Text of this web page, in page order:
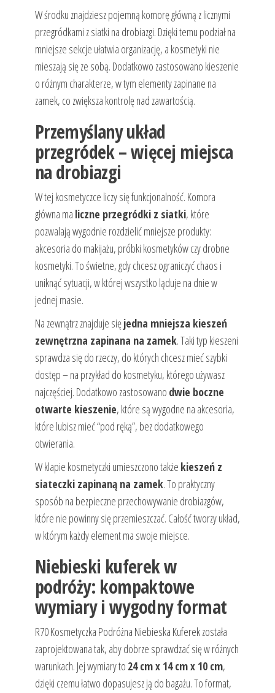
W środku znajdziesz pojemną komorę główną z licznymi
przegródkami z siatki na drobiazgi. Dzięki temu podział na
mniejsze sekcje ułatwia organizację, a kosmetyki nie
mieszają się ze sobą. Dodatkowo zastosowano kieszenie
o różnym charakterze, w tym elementy zapinane na
zamek, co zwiększa kontrolę nad zawartością.
Przemyślany układ
przegródek – więcej miejsca
na drobiazgi
W tej kosmetyczce liczy się funkcjonalność. Komora
główna ma liczne przegródki z siatki, które
pozwalają wygodnie rozdzielić mniejsze produkty:
akcesoria do makijażu, próbki kosmetyków czy drobne
kosmetyki. To świetne, gdy chcesz ograniczyć chaos i
uniknąć sytuacji, w której wszystko ląduje na dnie w
jednej masie.
Na zewnątrz znajduje sięjedna mniejsza kieszeń
zewnętrzna zapinana na zamek. Taki typ kieszeni
sprawdza się do rzeczy, do których chcesz mieć szybki
dostęp – na przykład do kosmetyku, którego używasz
najczęściej. Dodatkowo zastosowano dwie boczne
otwarte kieszenie, które są wygodne na akcesoria,
które lubisz mieć “pod ręką”, bez dodatkowego
otwierania.
W klapie kosmetyczki umieszczono także kieszeń z
siateczki zapinaną na zamek. To praktyczny
sposób na bezpieczne przechowywanie drobiazgów,
które nie powinny się przemieszczać. Całość tworzy układ,
w którym każdy element ma swoje miejsce.
Niebieski kuferek w
podróży: kompaktowe
wymiary i wygodny format
R70 Kosmetyczka Podróżna Niebieska Kuferek została
zaprojektowana tak, aby dobrze sprawdzać się w różnych
warunkach. Jej wymiary to 24 cm x 14 cm x 10 cm,
dzięki czemu łatwo dopasujesz ją do bagażu. To format,